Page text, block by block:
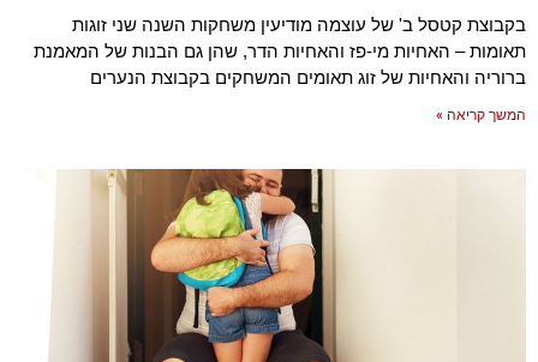
בקבוצת קטסל ב' של עוצמה מודיעין משחקות השנה שני זוגות
תאומות – האחיות מי-פז והאחיות הדר, שהן גם הבנות של המאמנת
ברוריה והאחיות של זוג תאומים המשחקים בקבוצת הנערים
המשך קריאה »